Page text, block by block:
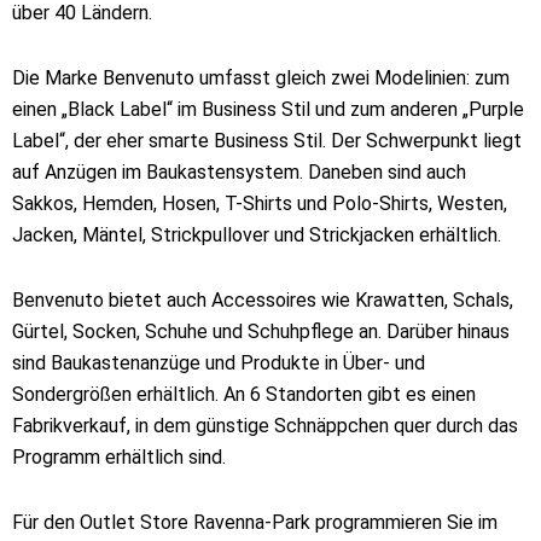
über 40 Ländern.
Die Marke Benvenuto umfasst gleich zwei Modelinien: zum
einen „Black Label“ im Business Stil und zum anderen „Purple
Label“, der eher smarte Business Stil. Der Schwerpunkt liegt
auf Anzügen im Baukastensystem. Daneben sind auch
Sakkos, Hemden, Hosen, T-Shirts und Polo-Shirts, Westen,
Jacken, Mäntel, Strickpullover und Strickjacken erhältlich.
Benvenuto bietet auch Accessoires wie Krawatten, Schals,
Gürtel, Socken, Schuhe und Schuhpflege an. Darüber hinaus
sind Baukastenanzüge und Produkte in Über- und
Sondergrößen erhältlich. An 6 Standorten gibt es einen
Fabrikverkauf, in dem günstige Schnäppchen quer durch das
Programm erhältlich sind.
Für den Outlet Store Ravenna-Park programmieren Sie im